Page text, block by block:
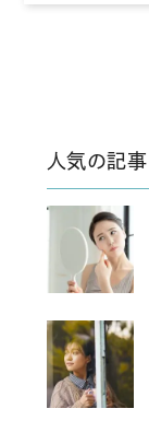
人気の記事